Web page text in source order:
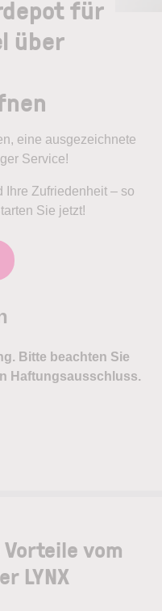
für
über
eine ausgezeichnete
Service!
Ihre Zufriedenheit – so
Sie jetzt!
vom
LYNX